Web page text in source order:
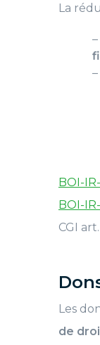
La
BOI-
BOI-
CGI
Les
de